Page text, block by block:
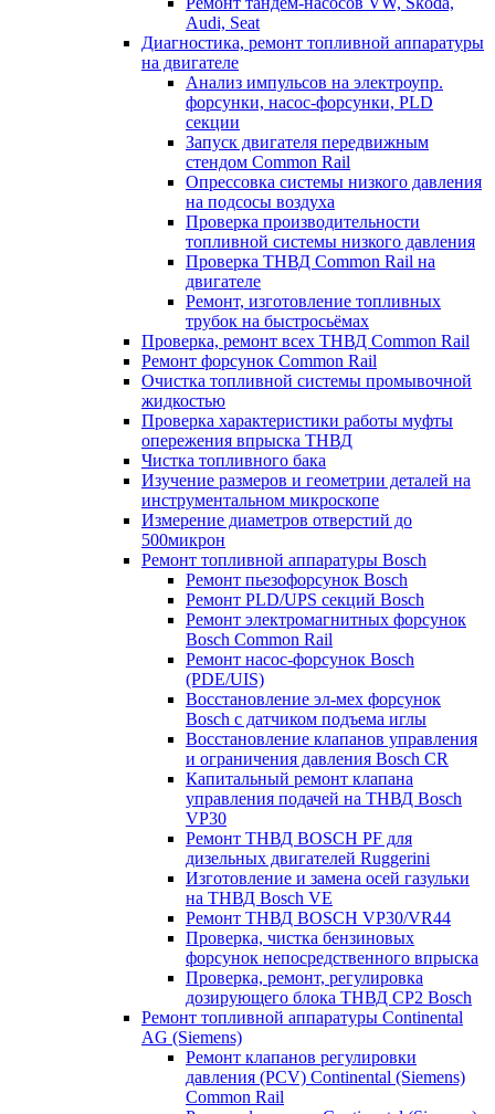
Audi, Seat
Диагностика, ремонт топливной аппаратуры
на двигателе
Анализ импульсов на электроупр.
форсунки, насос-форсунки, PLD
секции
Запуск двигателя передвижным
стендом Common Rail
Опрессовка системы низкого давления
на подсосы воздуха
Проверка производительности
топливной системы низкого давления
​Проверка ТНВД Common Rail на
двигателе
Ремонт, изготовление топливных
трубок на быстросьёмах
Проверка, ремонт всех ТНВД Common Rail
Ремонт форсунок Common Rail
Очистка топливной системы промывочной
жидкостью
Проверка характеристики работы муфты
опережения впрыска ТНВД
Чистка топливного бака
Изучение размеров и геометрии деталей на
инструментальном микроскопе
Измерение диаметров отверстий до
500микрон
Ремонт топливной аппаратуры Bosch
Ремонт пьезофорсунок Bosch
Ремонт PLD/UPS секций Bosch
Ремонт электромагнитных форсунок
Bosch Common Rail
Ремонт насос-форсунок Bosch
(PDE/UIS)
Восстановление эл-мех форсунок
Bosch с датчиком подъема иглы
Восстановление клапанов управления
и ограничения давления Bosch CR
Капитальный ремонт клапана
управления подачей на ТНВД Bosch
VP30
Ремонт ТНВД BOSCH PF для
дизельных двигателей Ruggerini
Изготовление и замена осей газульки
на ТНВД Bosch VE
Ремонт ТНВД BOSCH VP30/VR44
Проверка, чистка бензиновых
форсунок непосредственного впрыска
Проверка, ремонт, регулировка
дозирующего блока ТНВД CP2 Bosch
Ремонт топливной аппаратуры Continental
AG (Siemens)
Ремонт клапанов регулировки
давления (PCV) Continental (Siemens)
Common Rail